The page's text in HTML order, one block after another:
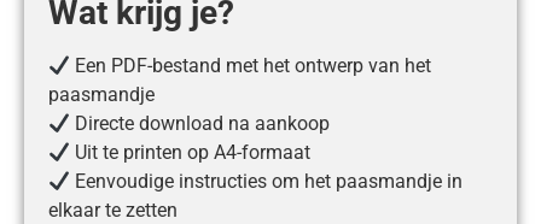
Wat krijg je?
Een PDF-bestand met het ontwerp van het
paasmandje
Directe download na aankoop
Uit te printen op A4-formaat
Eenvoudige instructies om het paasmandje in
elkaar te zetten